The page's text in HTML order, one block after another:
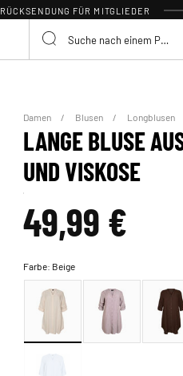
RÜCKSENDUNG FÜR MITGLIEDER
Damen Blusen Longblusen
LANGE BLUSE
UND VISKOSE
49,99 €
Farbe: Beige